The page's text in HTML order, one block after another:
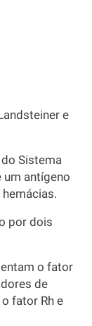
e
Sistema
um antígeno
por dois
o fator
de
fator Rh e